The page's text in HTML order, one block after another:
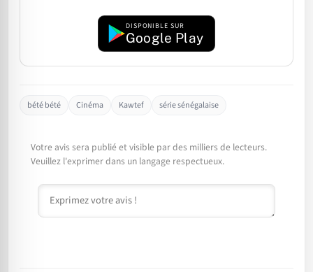
DISPONIBLE SUR
Google Play
bété bété Cinéma Kawtef série sénégalaise
Votre avis sera publié et visible par des milliers de lecteurs.
Veuillez l'exprimer dans un langage respectueux.
Commentaire